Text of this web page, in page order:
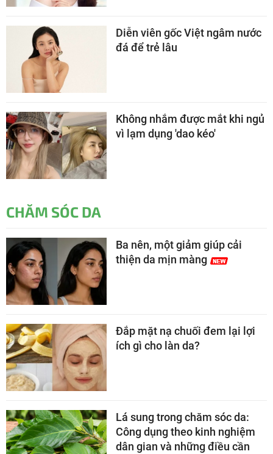
Diễn viên gốc Việt ngâm nước
đá để trẻ lâu
Không nhắm được mắt khi ngủ
vì lạm dụng 'dao kéo'
CHĂM SÓC DA
Ba nên, một giảm giúp cải
thiện da mịn màng
Đắp mặt nạ chuối đem lại lợi
ích gì cho làn da?
Lá sung trong chăm sóc da:
Công dụng theo kinh nghiệm
dân gian và những điều cần